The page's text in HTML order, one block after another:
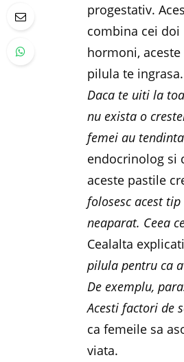
progestativ.
combina cei
hormoni,
pilula te ingrasa.
Daca te uiti la
nu exista o
femei au
endocrinolog si
aceste pastile
folosesc acest
neaparat. Ceea
Cealalta
pilula pentru ca
De exemplu,
Acesti factori de
ca femeile sa
viata.